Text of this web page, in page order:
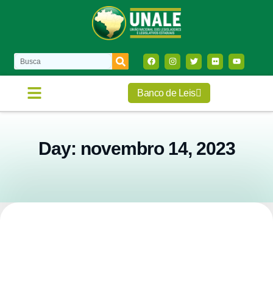
Banco de Leis
Day: novembro 14, 2023